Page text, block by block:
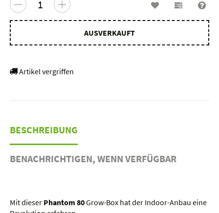
AUSVERKAUFT
Artikel vergriffen
Wunschzettel
BESCHREIBUNG
BENACHRICHTIGEN, WENN VERFÜGBAR
Mit dieser Phantom 80Grow-Box hat der Indoor-Anbau eine